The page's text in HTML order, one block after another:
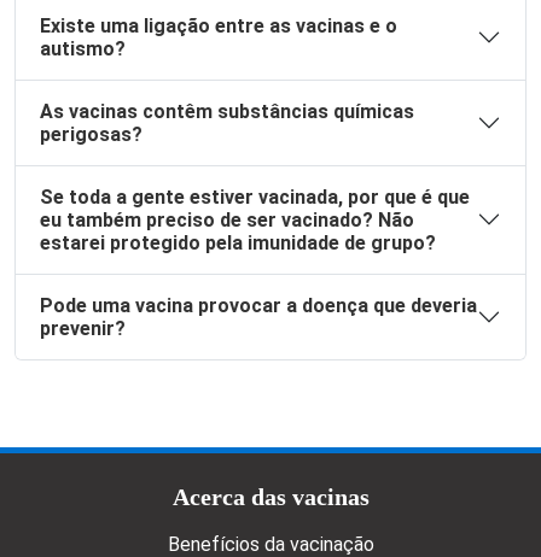
Existe uma ligação entre as vacinas e o
autismo?
As vacinas contêm substâncias químicas
perigosas?
Se toda a gente estiver vacinada, por que é que
eu também preciso de ser vacinado? Não
estarei protegido pela imunidade de grupo?
Pode uma vacina provocar a doença que deveria
prevenir?
Doormat menuAcerca das vacinas
Benefícios da vacinação